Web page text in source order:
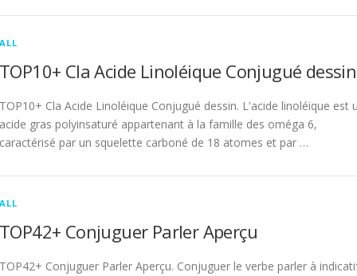
ALL
TOP10+ Cla Acide Linoléique Conjugué dessin
TOP10+ Cla Acide Linoléique Conjugué dessin. L'acide linoléique est
acide gras polyinsaturé appartenant à la famille des oméga 6,
caractérisé par un squelette carboné de 18 atomes et par …
ALL
TOP42+ Conjuguer Parler Aperçu
TOP42+ Conjuguer Parler Aperçu. Conjuguer le verbe parler à